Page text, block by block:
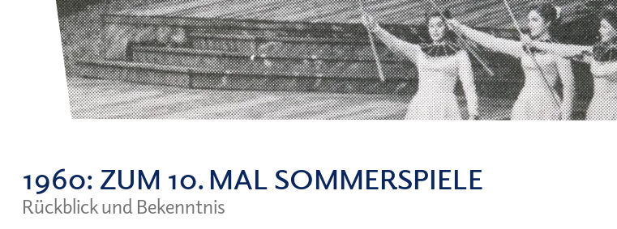
1960: ZUM 10. MAL SOMMERSPIELE
Rückblick und Bekenntnis